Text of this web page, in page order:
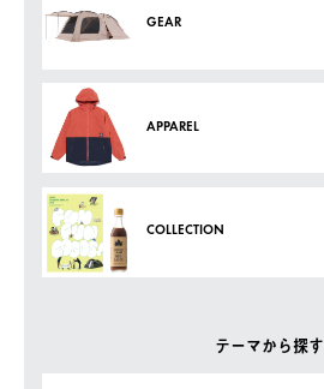
GEAR
APPAREL
COLLECTION
テーマから探す